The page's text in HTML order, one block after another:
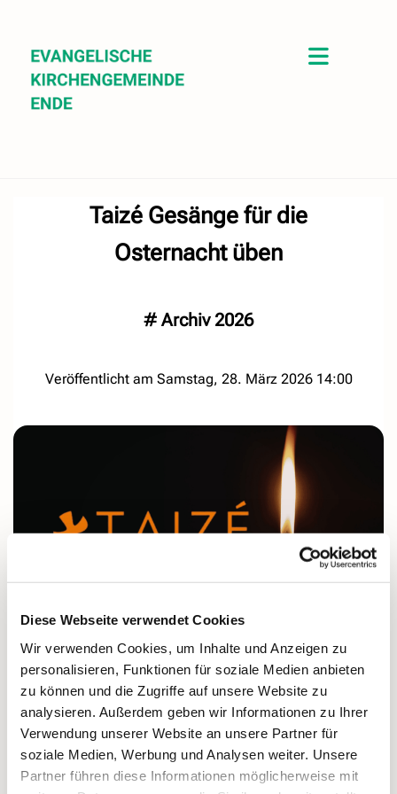
Diese Webseite verwendet Cookies
Wir verwenden Cookies, um Inhalte und Anzeigen zu
personalisieren, Funktionen für soziale Medien anbieten
zu können und die Zugriffe auf unsere Website zu
analysieren. Außerdem geben wir Informationen zu Ihrer
Verwendung unserer Website an unsere Partner für
soziale Medien, Werbung und Analysen weiter. Unsere
Partner führen diese Informationen möglicherweise mit
Taizé Gesänge für die
Osternacht üben
# Archiv 2026
Veröffentlicht am Samstag, 28. März 2026 14:00
Taizé Gesänge für die Osternacht üben
Wer hat Lust, vorab die Taizé Gesänge zu üben, die
wir in der Osternacht im Dunkeln singen?
Wir treffen uns am Montag, 30.03.2026, um 20 Uhr in
der Dorfkirche Ende.